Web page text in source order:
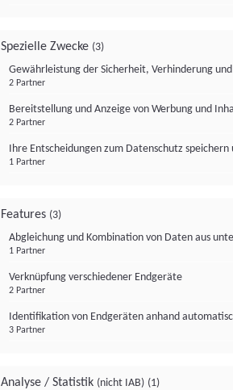
Spezielle Zwecke (3)
Gewährleistung der Sicherheit, Verhinderung
2 Partner
Bereitstellung und Anzeige von Werbung und
2 Partner
Ihre Entscheidungen zum Datenschutz
1 Partner
Features (3)
Abgleichung und Kombination von Daten aus
1 Partner
Verknüpfung verschiedener Endgeräte
2 Partner
Identifikation von Endgeräten anhand
3 Partner
Analyse / Statistik (nicht IAB) (1)